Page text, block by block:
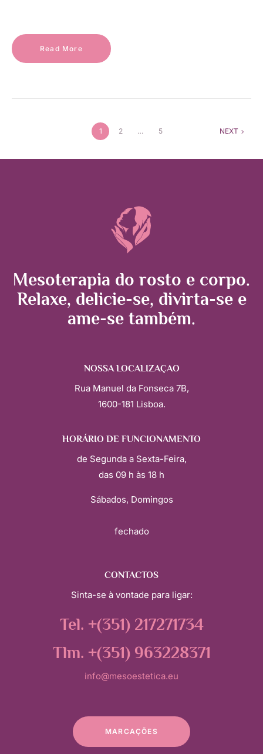
Read More
1 2 … 5 NEXT
Mesoterapia do rosto e corpo.
Relaxe, delicie-se, divirta-se e
ame-se também.
NOSSA LOCALIZAÇÃO
Rua Manuel da Fonseca 7B,
1600-181 Lisboa.
HORÁRIO DE FUNCIONAMENTO
de Segunda a Sexta-Feira,
das 09 h às 18 h
Sábados, Domingos
fechado
CONTACTOS
Sinta-se à vontade para ligar:
Tel. +(351) 217271734
Tlm. +(351) 963228371
info@mesoestetica.eu
MARCAÇÕES